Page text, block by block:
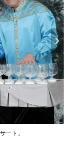
ート」